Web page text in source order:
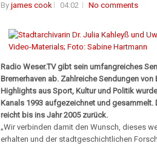
By james cook 04:02 No comments
Radio Weser.TV gibt sein umfangreiches
Bremerhaven ab. Zahlreiche Sendungen
Highlights aus Sport, Kultur und Politik
Kanals 1993 aufgezeichnet und gesammelt.
reicht bis ins Jahr 2005 zurück.
„Wir verbinden damit den Wunsch, dieses
erhalten und der stadtgeschichtlichen